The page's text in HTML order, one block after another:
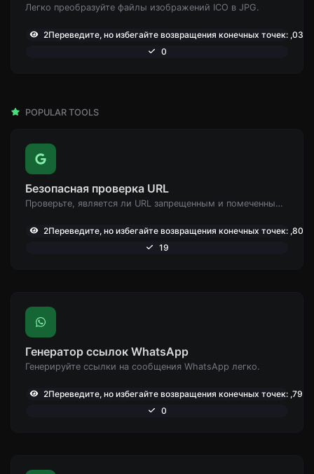
Легко преобразуйте файлы изображений ICO в JPG.
2Переведите, но избегайте возвращения конечных точек: ,039
0
POPULAR TOOLS
Безопасная проверка URL
Проверьте, является ли URL запрещенным и помеченным как безопасный/небезопасный Google.
2Переведите, но избегайте возвращения конечных точек: ,801
19
Генератор ссылок WhatsApp
Генерируйте ссылки на сообщения WhatsApp легко.
2Переведите, но избегайте возвращения конечных точек: ,797
0